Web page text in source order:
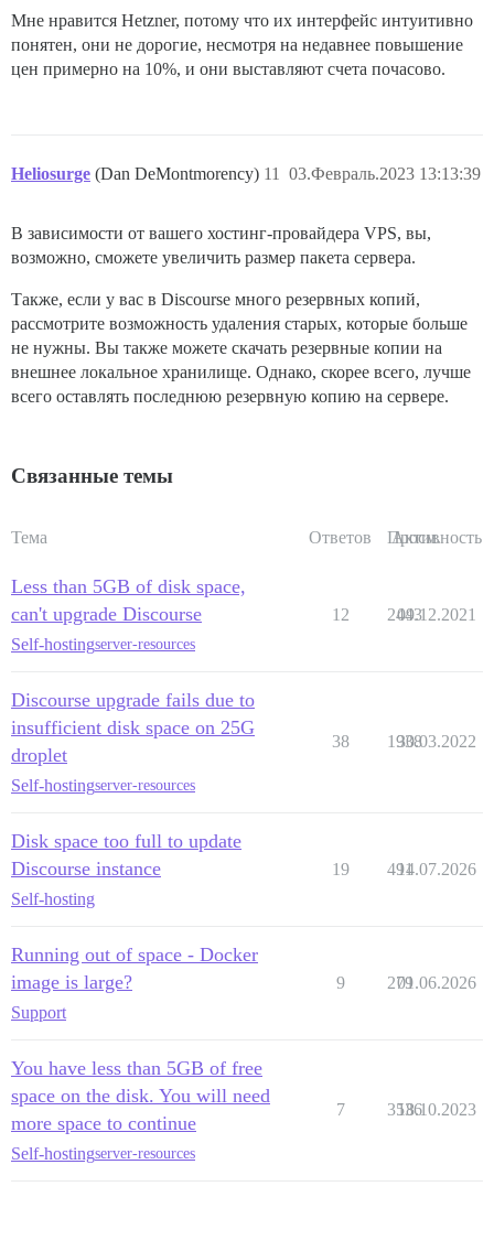
Мне нравится Hetzner, потому что их интерфейс интуитивно
понятен, они не дорогие, несмотря на недавнее повышение
цен примерно на 10%, и они выставляют счета почасово.
Heliosurge (Dan DeMontmorency) 03.Февраль.2023 13:13:39
11
В зависимости от вашего хостинг-провайдера VPS, вы,
возможно, сможете увеличить размер пакета сервера.
Также, если у вас в Discourse много резервных копий,
рассмотрите возможность удаления старых, которые больше
не нужны. Вы также можете скачать резервные копии на
внешнее локальное хранилище. Однако, скорее всего, лучше
всего оставлять последнюю резервную копию на сервере.
Связанные темы
Тема Ответов Просм.
Активность
Less than 5GB of disk space,
can't upgrade Discourse
Self-hostingserver-resources
12 2443
09.12.2021
Discourse upgrade fails due to
insufficient disk space on 25G
droplet
Self-hostingserver-resources
38 1938
30.03.2022
Disk space too full to update
Discourse instance
Self-hosting
19 491
14.07.2026
Running out of space - Docker
image is large?
Support
9 279
01.06.2026
You have less than 5GB of free
space on the disk. You will need
more space to continue
Self-hostingserver-resources
7 3536
18.10.2023